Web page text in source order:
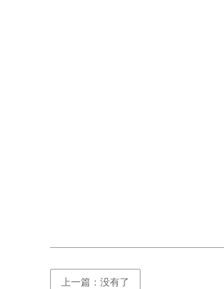
上一篇：没有了